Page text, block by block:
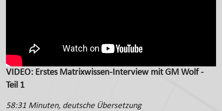
VIDEO: Erstes Matrixwissen-Interview mit GM Wolf -
Teil 1
58:31 Minuten, deutsche Übersetzung